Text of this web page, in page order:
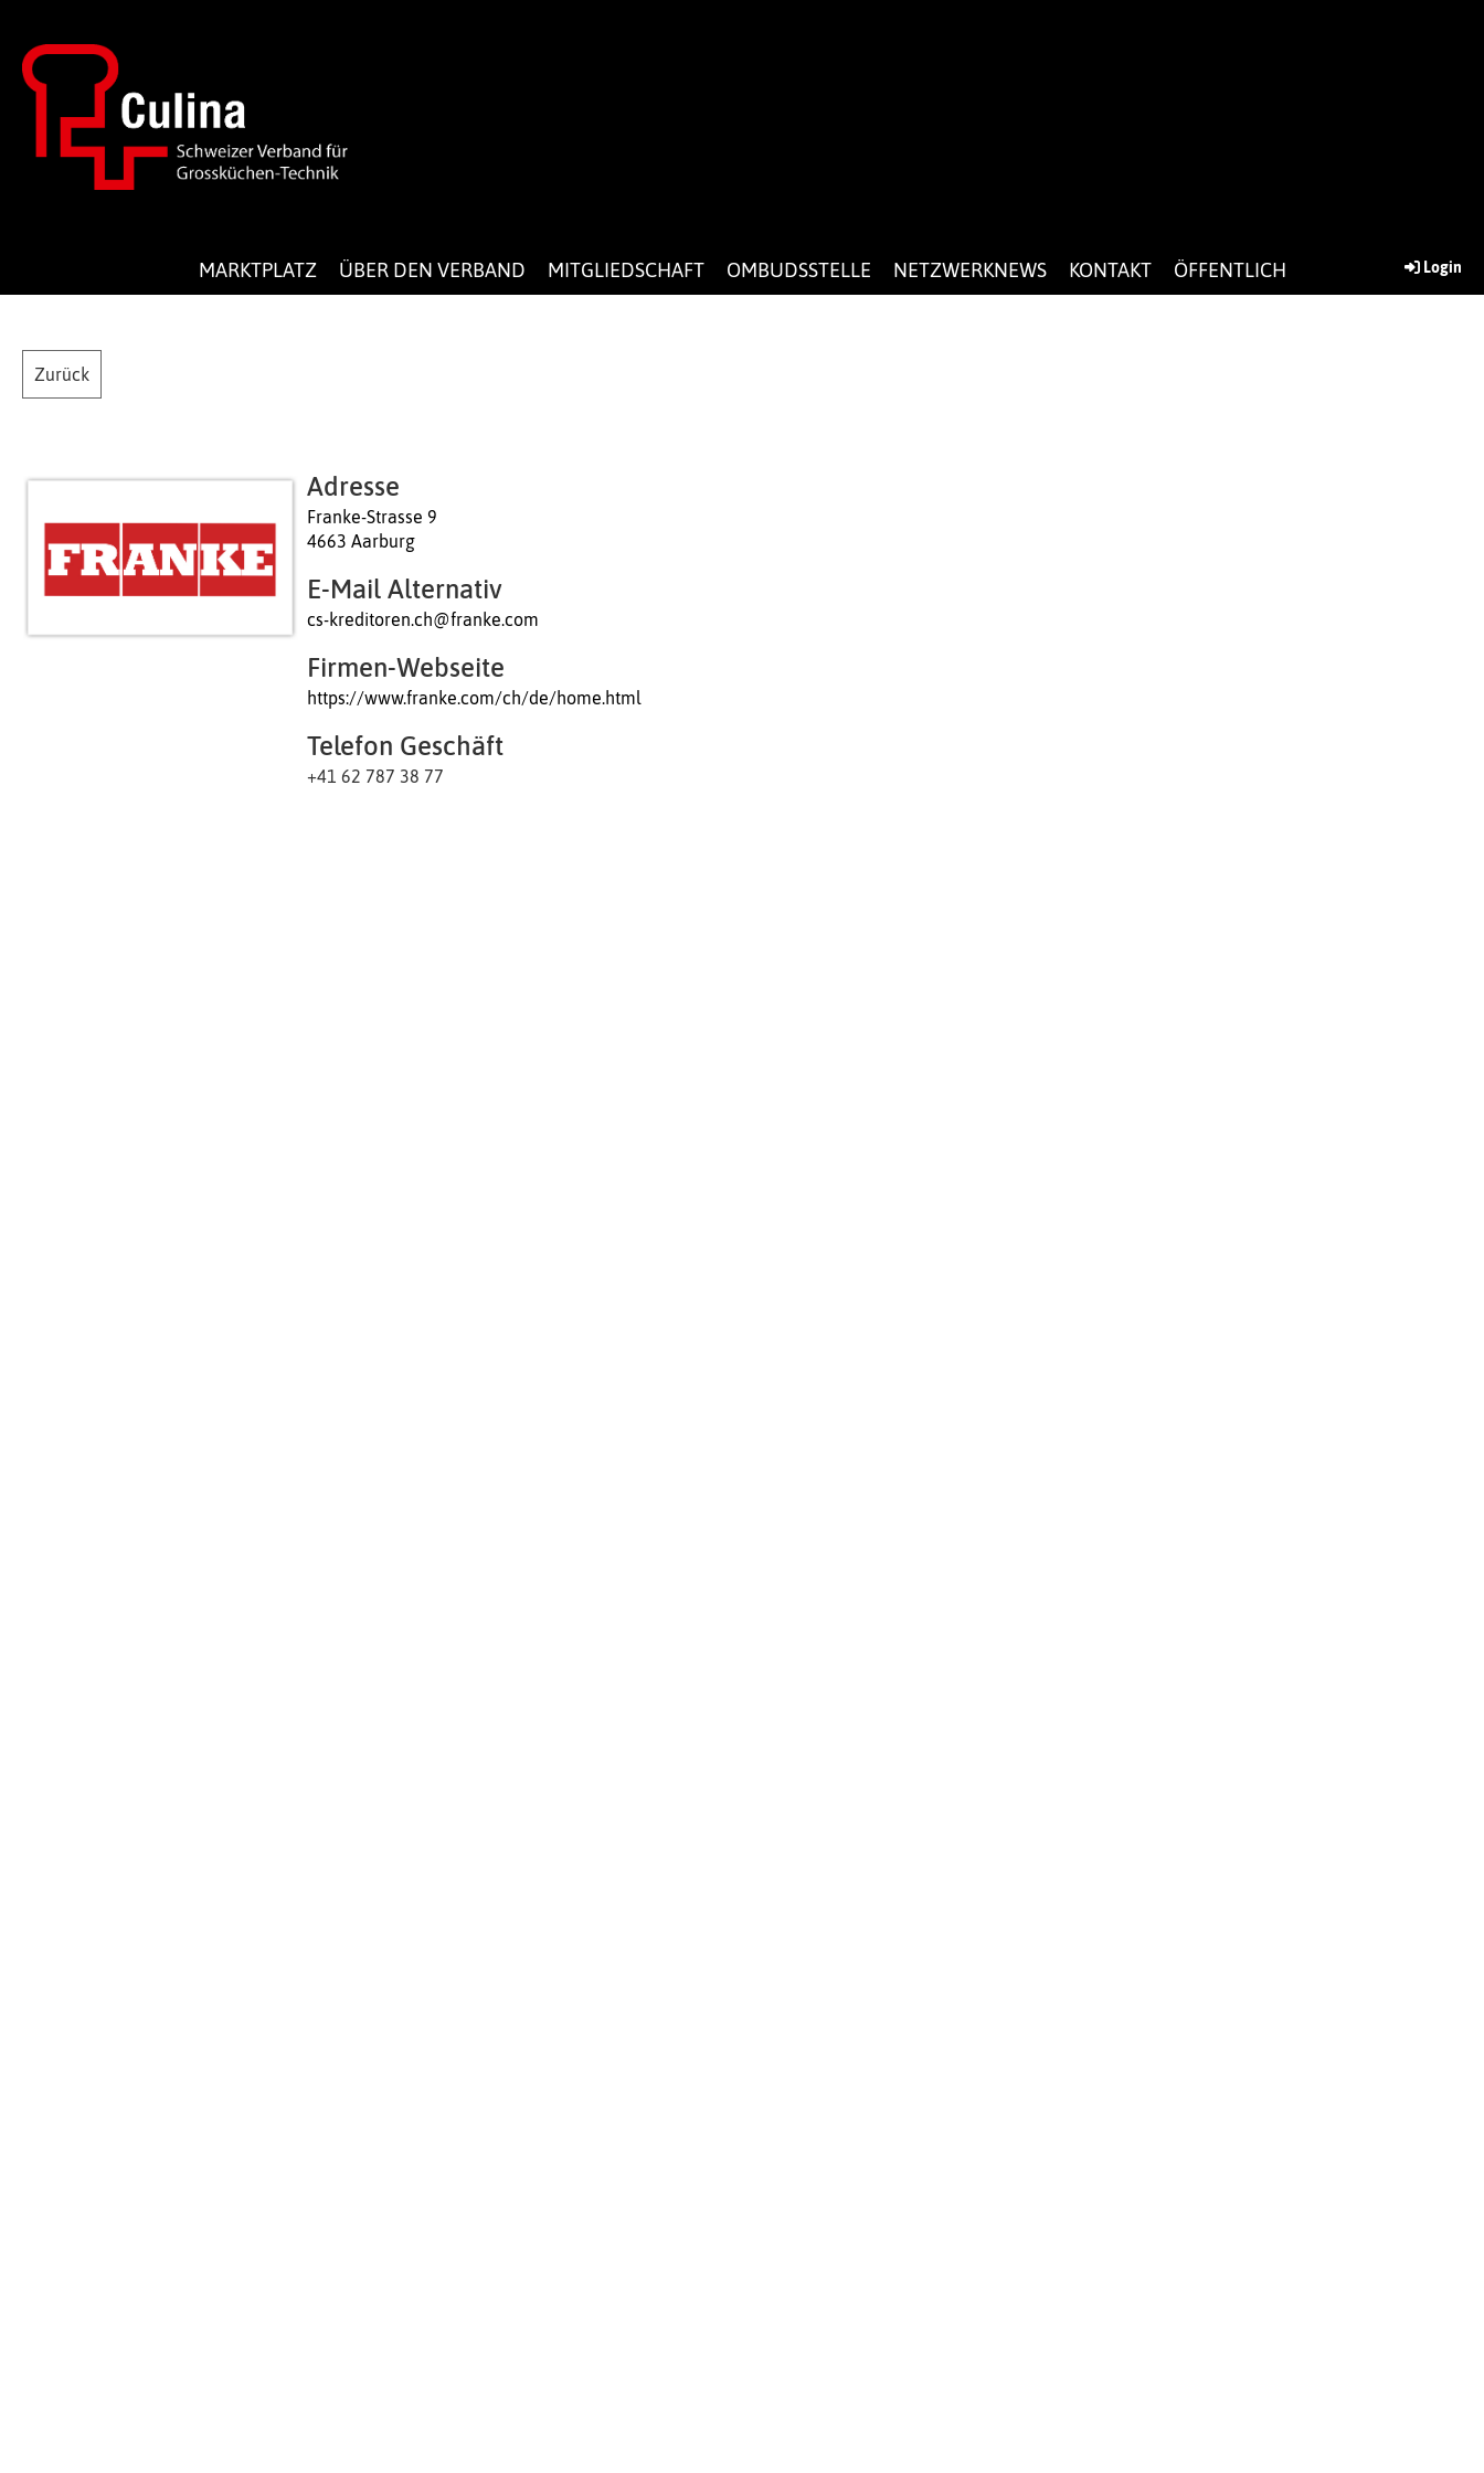
MARKTPLATZ ÜBER DEN VERBAND MITGLIEDSCHAFT OMBUDSSTELLE NETZWERKNEWS KONTAKT ÖFFENTLICH Login
Zurück
Adresse
Franke-Strasse 9
4663 Aarburg
E-Mail Alternativ
cs-kreditoren.ch@franke.com
Firmen-Webseite
https://www.franke.com/ch/de/home.html
Telefon Geschäft
+41 62 787 38 77